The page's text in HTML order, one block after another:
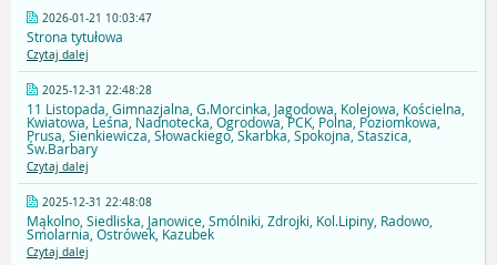
2026-01-21 10:03:47
Strona tytułowa
Czytaj dalej
2025-12-31 22:48:28
11 Listopada, Gimnazjalna, G.Morcinka, Jagodowa, Kolejowa, Kościelna,
Kwiatowa, Leśna, Nadnotecka, Ogrodowa, PCK, Polna, Poziomkowa,
Prusa, Sienkiewicza, Słowackiego, Skarbka, Spokojna, Staszica,
Św.Barbary
Czytaj dalej
2025-12-31 22:48:08
Mąkolno, Siedliska, Janowice, Smólniki, Zdrojki, Kol.Lipiny, Radowo,
Smolarnia, Ostrówek, Kazubek
Czytaj dalej